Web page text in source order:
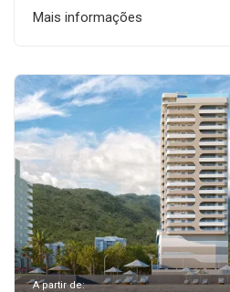
Mais informações
A partir de: